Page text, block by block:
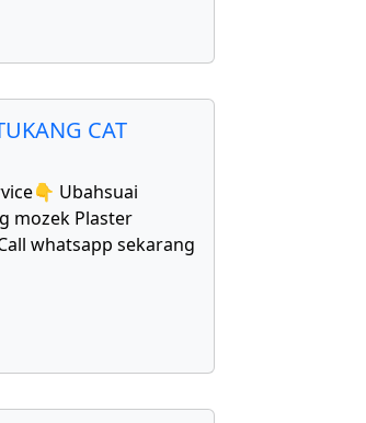
CAT
Ubahsuai
mozek Plaster
whatsapp sekarang